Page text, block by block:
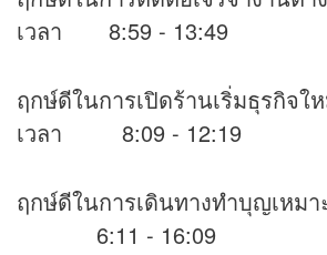
เวลา 8:59 - 13:49
ฤกษ์ดีในการเปิดร้านเริ่มธุรกิจใ
เวลา 8:09 - 12:19
ฤกษ์ดีในการเดินทางทำบุญเหม
6:11 - 16:09